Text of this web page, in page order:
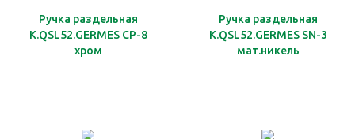
Ручка раздельная
K.QSL52.GERMES CP-8
хром
Ручка раздельная
K.QSL52.GERMES SN-3
мат.никель